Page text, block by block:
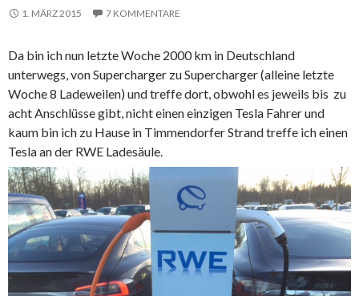
1. MÄRZ 2015 7 KOMMENTARE
Da bin ich nun letzte Woche 2000 km in Deutschland
unterwegs, von Supercharger zu Supercharger (alleine letzte
Woche 8 Ladeweilen) und treffe dort, obwohl es jeweils bis zu
acht Anschlüsse gibt, nicht einen einzigen Tesla Fahrer und
kaum bin ich zu Hause in Timmendorfer Strand treffe ich einen
Tesla an der RWE Ladesäule.